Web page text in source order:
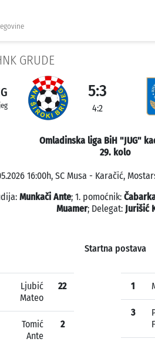
GRUDE
5:3
4:2
Omladinska liga BiH "JUG"
29. kolo
16:00h, SC Musa - Karačić,
Munkači Ante; 1. pomoćnik:
Muamer; Delegat: Jurišić
Startna postava
Ljubić
Mateo
22
Tomić
Ante
2
1
3